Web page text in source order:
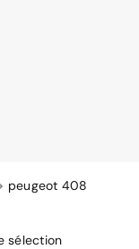
peugeot 408
sélection